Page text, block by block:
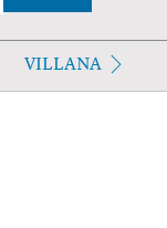
VILLANA